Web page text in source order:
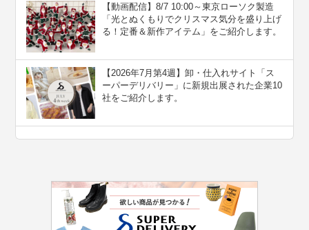
【動画配信】8/7 10:00～東京ローソク製造
「光とぬくもりでクリスマス気分を盛り上げ
る！定番＆新作アイテム」をご紹介します。
【2026年7月第4週】卸・仕入れサイト「ス
ーパーデリバリー」に新規出展された企業10
社をご紹介します。